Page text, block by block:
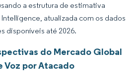
a estrutura de estimativa
atualizada com os dados
disponíveis até 2026.
do Mercado Global
Voz por Atacado